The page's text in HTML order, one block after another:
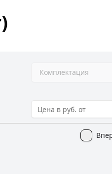
Комплектация